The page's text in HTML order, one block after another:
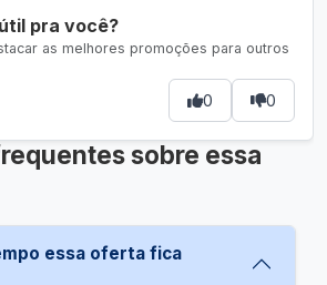
pra você?
as melhores promoções para outros
0 0
sobre essa
essa oferta fica